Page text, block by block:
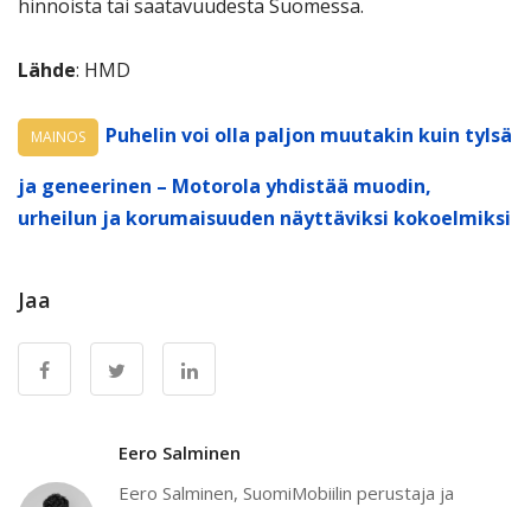
hinnoista tai saatavuudesta Suomessa.
Lähde: HMD
MAINOS
Puhelin voi olla paljon muutakin kuin tylsä
ja geneerinen – Motorola yhdistää muodin,
urheilun ja korumaisuuden näyttäviksi kokoelmiksi
Jaa
Eero Salminen
Eero Salminen, SuomiMobiilin perustaja ja